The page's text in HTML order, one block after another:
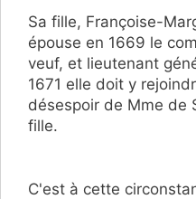
Sa fille, Françoise-
épouse en 1669 le
veuf, et lieutenant
1671 elle doit y
désespoir de Mme de
fille.
C'est à cette